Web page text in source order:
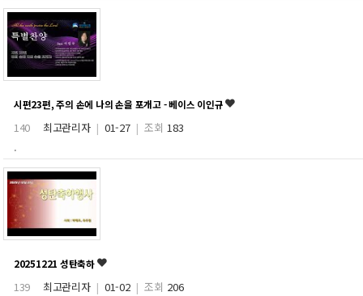
시편23편, 주의 손에 나의 손을 포개고 - 베이스 이인규
140 최고관리자 | 01-27 | 조회 183
.
20251221 성탄축하
139 최고관리자 | 01-02 | 조회 206